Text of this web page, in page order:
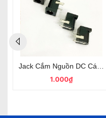
Domino 3P Kim Loại Bọc
Jack Cắm Nguồn DC Cái
1.000₫